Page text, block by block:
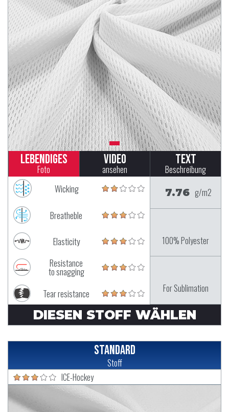
Lebendiges
Foto
Video
ansehen
Text
Beschreibung
Wicking
Breatheble
Elasticity
Resistance
to snagging
Tear resistance
7.76 g/m2
100% Polyester
For Sublimation
DIESEN STOFF WÄHLEN
Standard
Stoff
ICE-Hockey